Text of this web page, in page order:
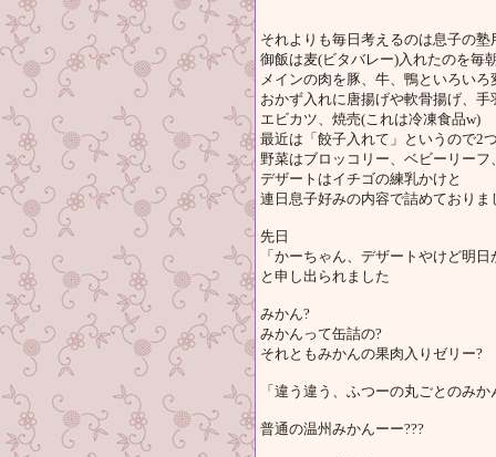
それよりも毎日考えるのは息子の塾
御飯は麦(ビタバレー)入れたのを毎
メインの肉を豚、牛、鴨といろいろ
おかず入れに唐揚げや軟骨揚げ、
エビカツ、焼売(これは冷凍食品w)
最近は「餃子入れて」というので2
野菜はブロッコリー、ベビーリー
デザートはイチゴの練乳かけと
連日息子好みの内容で詰めておりま
先日
「かーちゃん、デザートやけど明
と申し出られました
みかん?
みかんって缶詰の?
それともみかんの果肉入りゼリー?
「違う違う、ふつーの丸ごとのみ
普通の温州みかんーー???